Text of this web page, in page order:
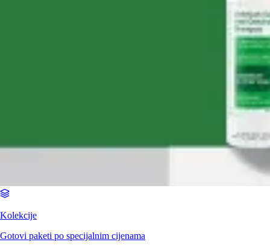
Kolekcije
Gotovi paketi po specijalnim cijenama